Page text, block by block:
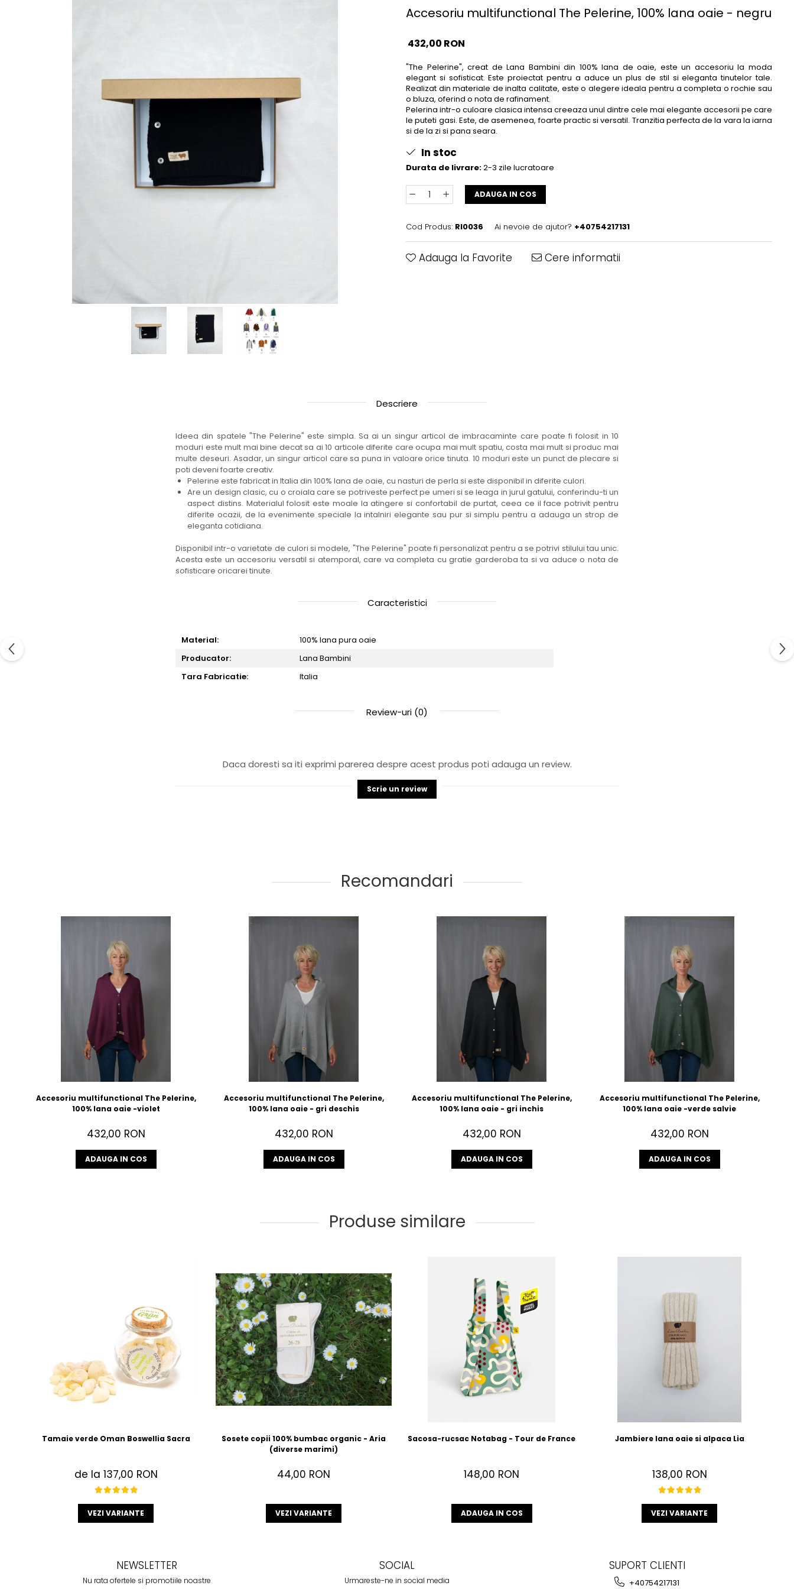
Accesoriu multifunctional The Pelerine, 100% lana oaie - negru
432,00 RON
"The Pelerine", creat de Lana Bambini din 100% lana de oaie, este un accesoriu la moda
elegant si sofisticat. Este proiectat pentru a aduce un plus de stil si eleganta tinutelor tale.
Realizat din materiale de inalta calitate, este o alegere ideala pentru a completa o rochie sau
o bluza, oferind o nota de rafinament.
Pelerina intr-o culoare clasica intensa creeaza unul dintre cele mai elegante accesorii pe care
le puteti gasi. Este, de asemenea, foarte practic si versatil. Tranzitia perfecta de la vara la iarna
si de la zi si pana seara.
In stoc
Durata de livrare:2-3 zile lucratoare
ADAUGA IN COS
Cod Produs: RI0036 Ai nevoie de ajutor? +40754217131
Adauga la Favorite Cere informatii
Descriere
Ideea din spatele "The Pelerine" este simpla. Sa ai un singur articol de imbracaminte care poate fi folosit in 10
moduri este mult mai bine decat sa ai 10 articole diferite care ocupa mai mult spatiu, costa mai mult si produc mai
multe deseuri. Asadar, un singur articol care sa puna in valoare orice tinuta. 10 moduri este un punct de plecare si
poti deveni foarte creativ.
Pelerine este fabricat in Italia din 100% lana de oaie, cu nasturi de perla si este disponibil in diferite culori.
Are un design clasic, cu o croiala care se potriveste perfect pe umeri si se leaga in jurul gatului, conferindu-ti un
aspect distins. Materialul folosit este moale la atingere si confortabil de purtat, ceea ce il face potrivit pentru
diferite ocazii, de la evenimente speciale la intalniri elegante sau pur si simplu pentru a adauga un strop de
eleganta cotidiana.
Disponibil intr-o varietate de culori si modele, "The Pelerine" poate fi personalizat pentru a se potrivi stilului tau unic.
Acesta este un accesoriu versatil si atemporal, care va completa cu gratie garderoba ta si va aduce o nota de
sofisticare oricarei tinute.
Caracteristici
Material:
100% lana pura oaie
Producator:
Lana Bambini
Tara Fabricatie:
Italia
Review-uri (0)
Daca doresti sa iti exprimi parerea despre acest produs poti adauga un review.
Scrie un review
Recomandari
Accesoriu multifunctional The Pelerine,
100% lana oaie -violet
432,00 RON
ADAUGA IN COS
Accesoriu multifunctional The Pelerine,
100% lana oaie - gri deschis
432,00 RON
ADAUGA IN COS
Accesoriu multifunctional The Pelerine,
100% lana oaie - gri inchis
432,00 RON
ADAUGA IN COS
Accesoriu multifunctional The Pelerine,
100% lana oaie -verde salvie
432,00 RON
ADAUGA IN COS
Produse similare
Tamaie verde Oman Boswellia Sacra
de la 137,00 RON
VEZI VARIANTE
Sosete copii 100% bumbac organic - Aria
(diverse marimi)
44,00 RON
VEZI VARIANTE
Sacosa-rucsac Notabag - Tour de France
148,00 RON
ADAUGA IN COS
Jambiere lana oaie si alpaca Lia
138,00 RON
VEZI VARIANTE
NEWSLETTER
Nu rata ofertele si promotiile noastre
SOCIAL
Urmareste-ne in social media
SUPORT CLIENTI
+40754217131